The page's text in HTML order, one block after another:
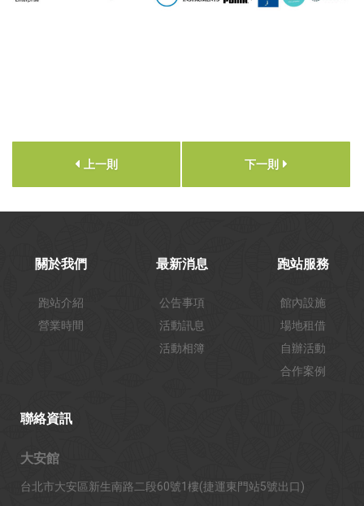
上一則 下一則
關於我們
跑站介紹
營業時間
最新消息
公告事項
活動訊息
活動相簿
跑站服務
館內設施
場地租借
自辦活動
合作案例
聯絡資訊
大安館
台北市大安區新生南路二段60號1樓(捷運東門站5號出口)